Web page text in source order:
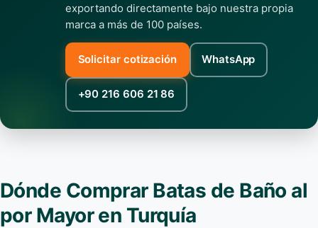
exportando directamente bajo nuestra propia
marca a más de 100 países.
Solicitar cotización WhatsApp
+90 216 606 21 86
Dónde Comprar Batas de Baño al
por Mayor en Turquía